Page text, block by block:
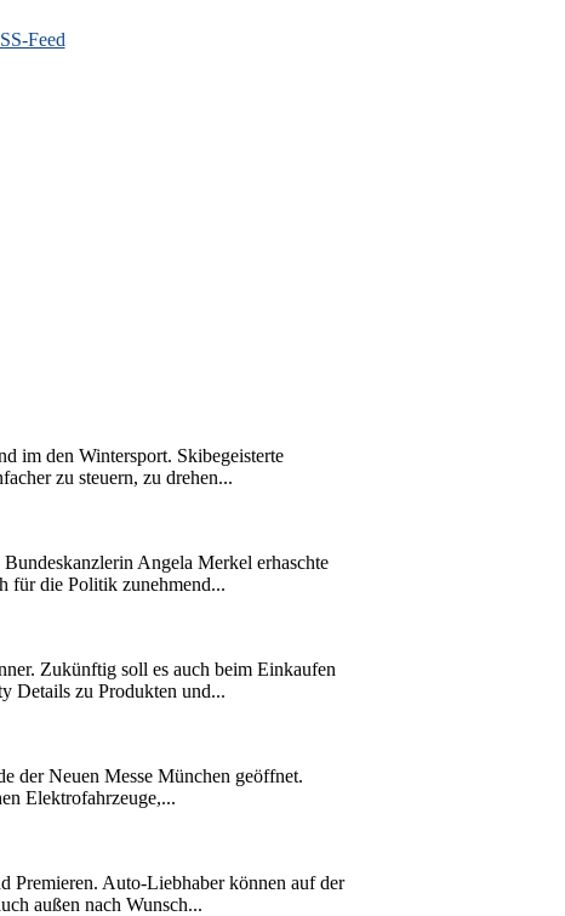
im den Wintersport. Skibegeisterte
zu steuern, zu drehen...
Angela Merkel erhaschte
für die Politik zunehmend...
Zukünftig soll es auch beim Einkaufen
Details zu Produkten und...
der Neuen Messe München geöffnet.
Elektrofahrzeuge,...
Premieren. Auto-Liebhaber können auf der
außen nach Wunsch...